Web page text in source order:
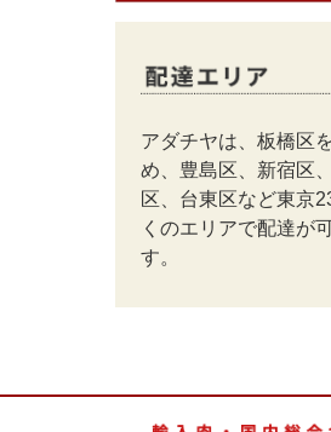
アダチヤは、板橋区
め、豊島区、新宿区
区、台東区など東京
くのエリアで配達が
す。